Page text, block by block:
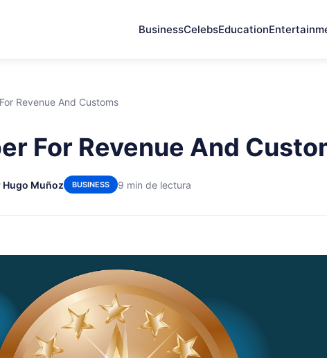
BusinessCelebsEducation
Revenue And Customs
For Revenue And
Hugo Muñoz BUSINESS 9 min de lectura